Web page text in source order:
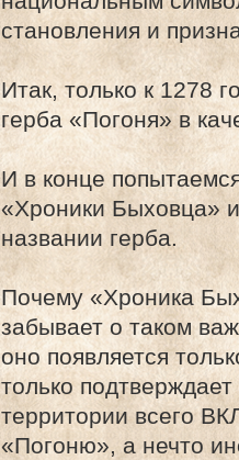
становления и
Итак, только к 1278
герба «Погоня» в
И в конце
«Хроники Быховца»
названии герба.
Почему «Хроника
забывает о таком
оно появляется
только
территории всего
«Погоню», а нечто